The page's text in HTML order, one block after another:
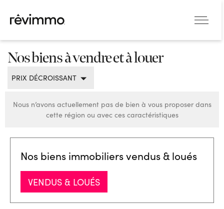
Nos biens à vendre et à louer
PRIX DÉCROISSANT
Nous n’avons actuellement pas de bien à vous proposer dans
cette région ou avec ces caractéristiques
Nos biens immobiliers vendus & loués
VENDUS & LOUÉS